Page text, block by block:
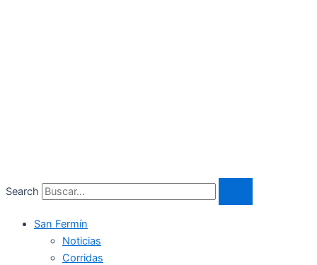
Search
San Fermín
Noticias
Corridas